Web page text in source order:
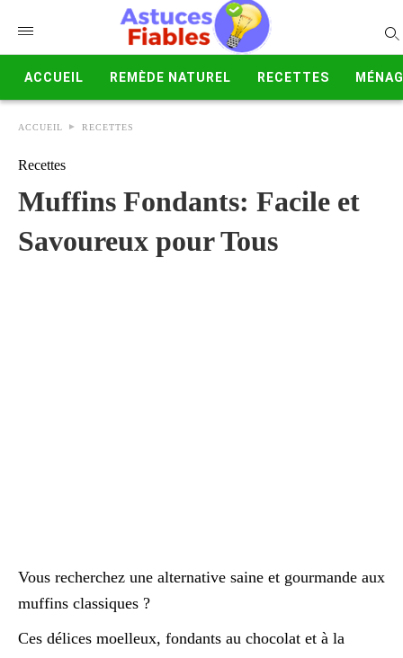
ACCUEIL REMÈDE NATUREL RECETTES
ACCUEIL RECETTES
Recettes
Muffins Fondants: Facile et
Savoureux pour Tous
Vous recherchez une alternative saine et gourmande aux
muffins classiques ?
Ces délices moelleux, fondants au chocolat et à la